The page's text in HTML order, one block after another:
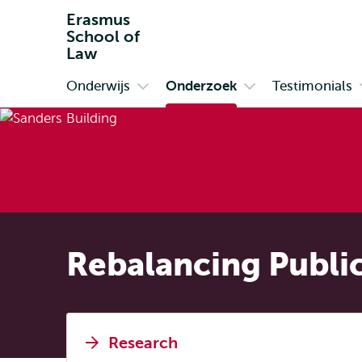
Erasmus
School of
Law
Primair
Onderwijs Onderzoek Testimonials
Rebalancing
Research